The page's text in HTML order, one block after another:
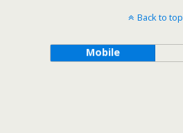
Back to top
Mobile